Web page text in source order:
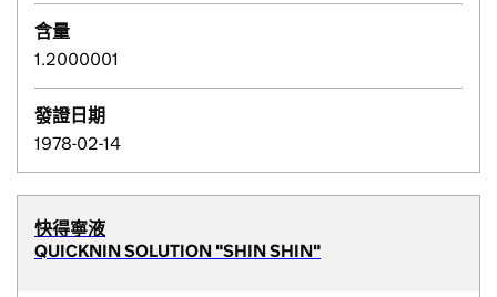
含量
1.2000001
發證日期
1978-02-14
快得寧液
QUICKNIN SOLUTION "SHIN SHIN"